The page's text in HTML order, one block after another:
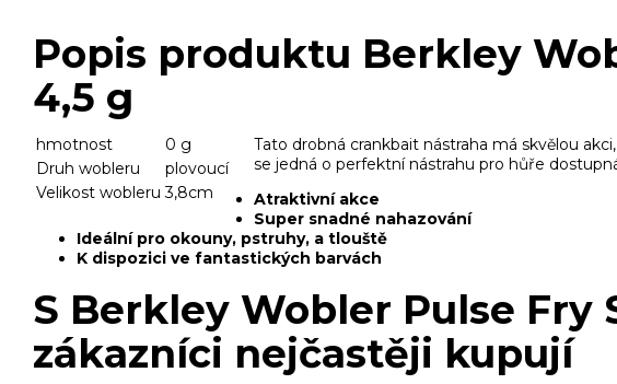
Popis produktu Berkley
4,5 g
hmotnost
0 g
Druh wobleru
plovoucí
Velikost wobleru 3,8cm
Tato drobná crankbait nástraha má skvělou
se jedná o perfektní nástrahu pro hůře
Atraktivní akce
Super snadné nahazování
Ideální pro okouny, pstruhy, a tlouště
K dispozici ve fantastických barvách
S Berkley Wobler Pulse Fry
zákazníci nejčastěji kupují